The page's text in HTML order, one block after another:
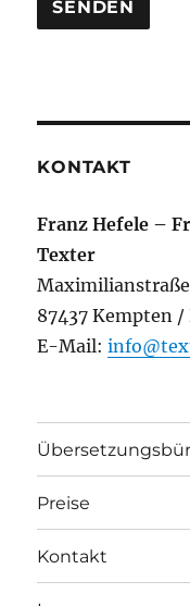
KONTAKT
Franz Hefele –
Texter
Maximilianstraße
87437 Kempten
E-Mail:
Preise
Kontakt